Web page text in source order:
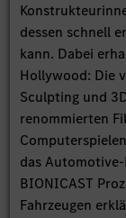
dessen schnell
kann. Dabei
Hollywood: Die
Sculpting und
renommierten
das
BIONICAST
Fahrzeugen